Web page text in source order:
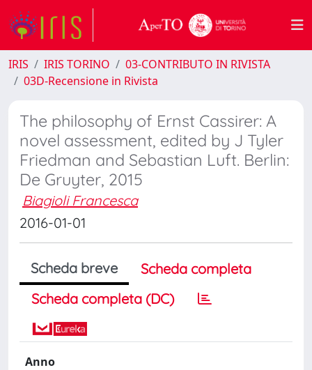
IRIS IRIS TORINO
03-CONTRIBUTO IN RIVISTA
03D-Recensione in Rivista
The philosophy of Ernst Cassirer: A
novel assessment, edited by J Tyler
Friedman and Sebastian Luft. Berlin:
De Gruyter, 2015
Biagioli Francesca
2016-01-01
Scheda breve
Scheda completa
Scheda completa (DC)
Anno